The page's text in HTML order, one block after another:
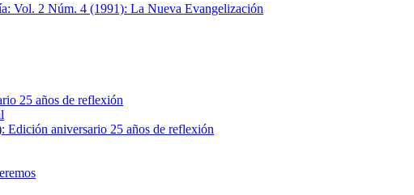
Vol. 2 Núm. 4 (1991): La Nueva Evangelización
25 años de reflexión
aniversario 25 años de reflexión